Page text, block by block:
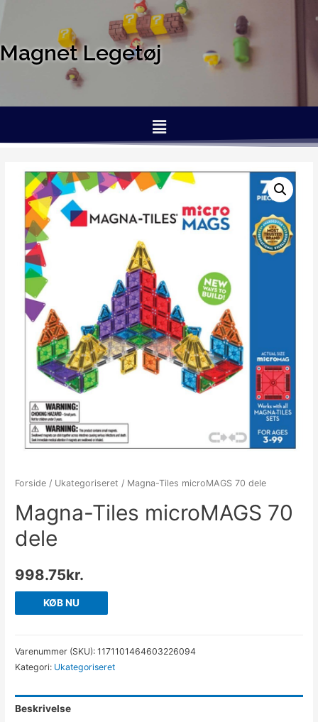
Magnet Legetøj
Forside / Ukategoriseret / Magna-Tiles microMAGS 70 dele
Magna-Tiles microMAGS 70
dele
998.75kr.
KØB NU
Varenummer (SKU):1171101464603226094
Kategori: Ukategoriseret
Beskrivelse